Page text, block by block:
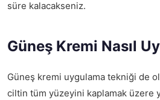
süre kalacakseniz.
Güneş Kremi Nasıl
Güneş kremi uygulama tekniği de
ciltin tüm yüzeyini kaplamak üzere